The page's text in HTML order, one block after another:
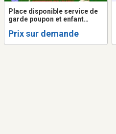
Place disponible service de
garde poupon et enfant
Prix sur demande